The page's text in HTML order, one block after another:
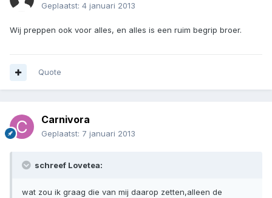
Geplaatst: 4 januari 2013
Wij preppen ook voor alles, en alles is een ruim begrip broer.
Quote
Carnivora
Geplaatst: 7 januari 2013
schreef Lovetea:
wat zou ik graag die van mij daarop zetten,alleen de